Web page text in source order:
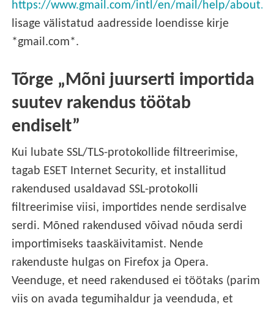
https://www.gmail.com/intl/en/mail/help/
lisage välistatud aadresside loendisse kirje
*gmail.com*.
Tõrge „Mõni juurserti importida
suutev rakendus töötab
endiselt”
Kui lubate SSL/TLS-protokollide filtreerimise,
tagab ESET Internet Security, et installitud
rakendused usaldavad SSL-protokolli
filtreerimise viisi, importides nende serdisalve
serdi. Mõned rakendused võivad nõuda serdi
importimiseks taaskäivitamist. Nende
rakenduste hulgas on Firefox ja Opera.
Veenduge, et need rakendused ei töötaks (parim
viis on avada tegumihaldur ja veenduda, et